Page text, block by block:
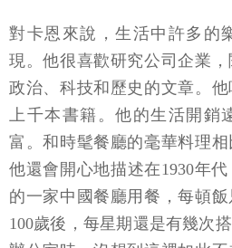
對卡恩來說，生活中許多的
現。他很喜歡研究公司企業，
政治、科技和歷史的文章。
上千本書籍。他的生活開銷
富。和時髦餐廳的毫華料理相
他還會開心地描述在1930年
的一家中國餐廳用餐，每頓
100歲後，每星期還是有幾次